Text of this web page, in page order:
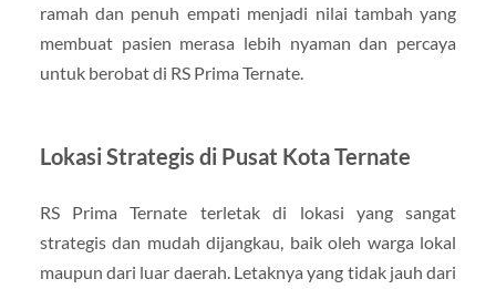
ramah dan penuh empati menjadi nilai tambah yang
membuat pasien merasa lebih nyaman dan percaya
untuk berobat di RS Prima Ternate.
Lokasi Strategis di Pusat Kota Ternate
RS Prima Ternate terletak di lokasi yang sangat
strategis dan mudah dijangkau, baik oleh warga lokal
maupun dari luar daerah. Letaknya yang tidak jauh dari